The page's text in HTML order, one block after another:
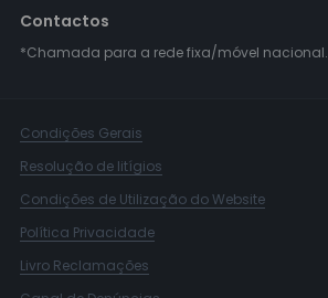
Contactos
*Chamada para a rede fixa/móvel nacional.
Condições Gerais
Resolução de litígios
Condições de Utilização do Website
Política Privacidade
Livro Reclamações